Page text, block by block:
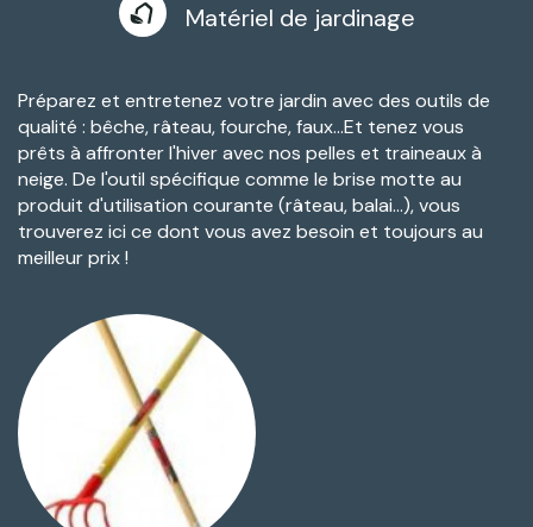
Matériel de jardinage
Préparez et entretenez votre jardin avec des outils de
qualité : bêche, râteau, fourche, faux...Et tenez vous
prêts à affronter l'hiver avec nos pelles et traineaux à
neige. De l'outil spécifique comme le brise motte au
produit d'utilisation courante (râteau, balai...), vous
trouverez ici ce dont vous avez besoin et toujours au
meilleur prix !